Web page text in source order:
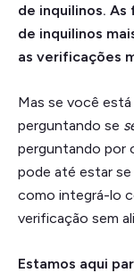
de inquilinos.
de inquilinos
as verificações
Mas se você
perguntando se
perguntando por
pode até estar
como integrá-lo
verificação sem
Estamos aqui